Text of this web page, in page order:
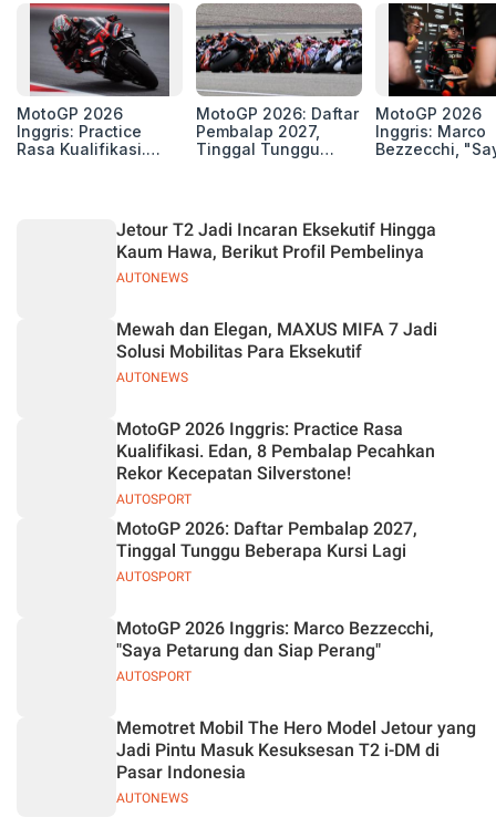
MotoGP 2026
Inggris: Practice
Rasa Kualifikasi.
MotoGP 2026: Daftar
Pembalap 2027,
Tinggal Tunggu
MotoGP 2026
Inggris: Marco
Bezzecchi,
AUTONEWS
Jetour T2 Jadi Incaran Eksekutif Hingga
Kaum Hawa, Berikut Profil Pembelinya
AUTONEWS
Mewah dan Elegan, MAXUS MIFA 7 Jadi
Solusi Mobilitas Para Eksekutif
AUTOSPORT
MotoGP 2026 Inggris: Practice Rasa
Kualifikasi. Edan, 8 Pembalap Pecahkan
Rekor Kecepatan Silverstone!
AUTOSPORT
MotoGP 2026: Daftar Pembalap 2027,
Tinggal Tunggu Beberapa Kursi Lagi
AUTOSPORT
MotoGP 2026 Inggris: Marco Bezzecchi,
"Saya Petarung dan Siap Perang"
AUTONEWS
Memotret Mobil The Hero Model Jetour yang
Jadi Pintu Masuk Kesuksesan T2 i-DM di
Pasar Indonesia